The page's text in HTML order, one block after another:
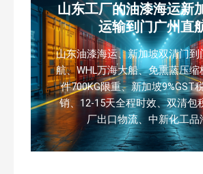
山东工厂的油漆海运新
运输到门广州直
山东油漆海运、新加坡双清门到
航、WHL万海大船、免熏蒸压缩
件700KG限重、新加坡9%GST
销、12-15天全程时效、双清包
厂出口物流、中新化工品